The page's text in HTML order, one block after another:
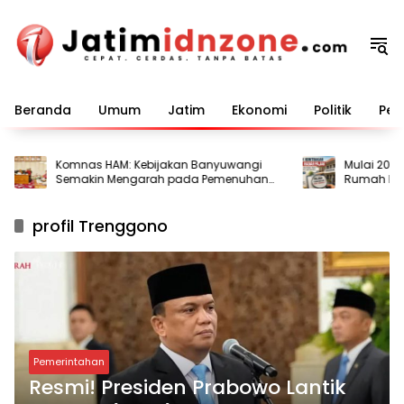
konten
Beranda Umum Jatim Ekonomi Politik
Komnas HAM: Kebijakan Banyuwangi
Semakin Mengarah pada Pemenuhan
Hak Dasar
Mulai 2027,
Rumah
profil Trenggono
Pemerintahan
Resmi! Presiden Prabowo Lantik